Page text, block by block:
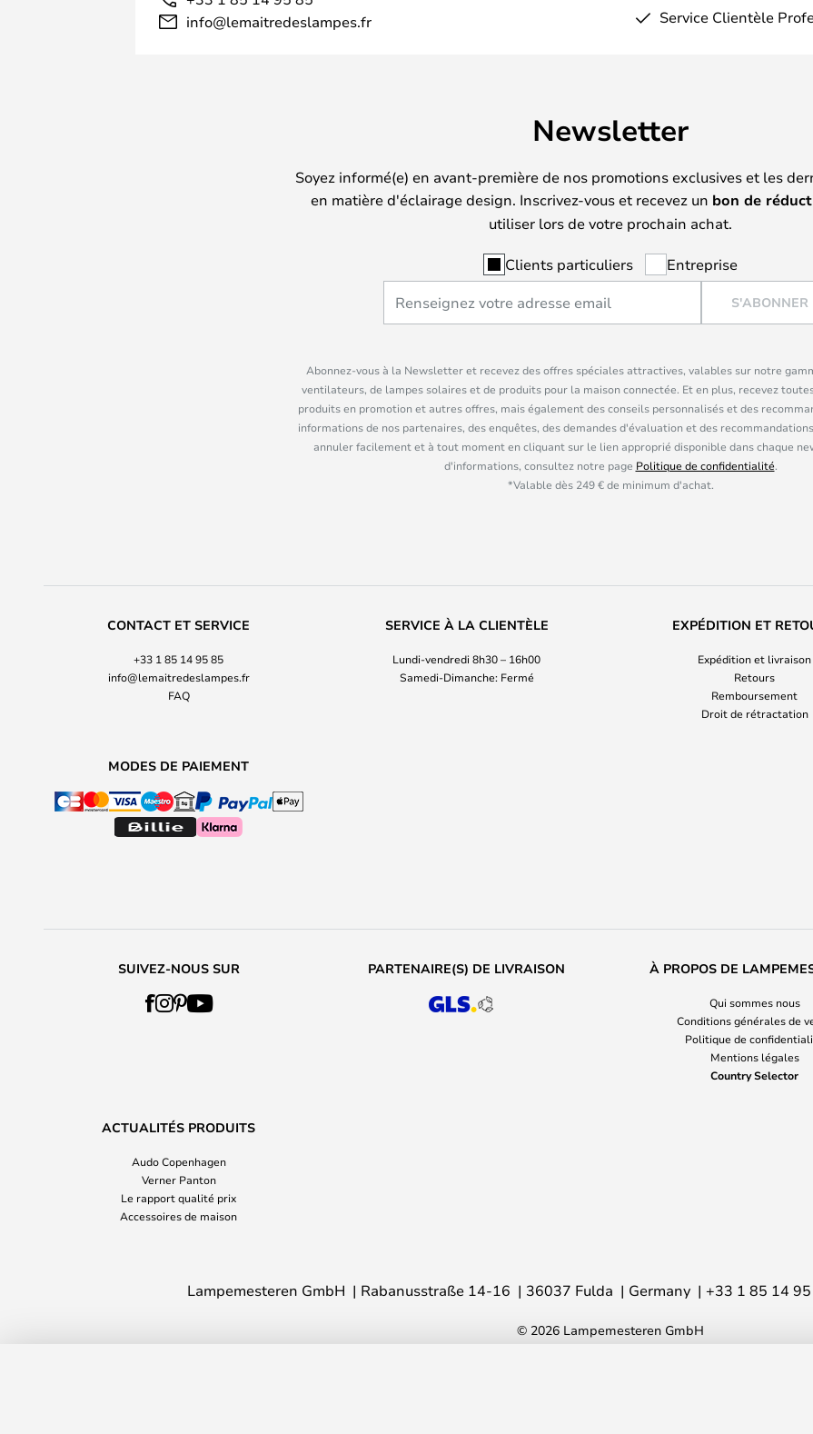
info@lemaitredeslampes.fr
Service Clientèle
Newsletter
Soyez informé(e) en avant-première de nos promotions exclusives et les
en matière d'éclairage design. Inscrivez-vous et recevez un bon de
utiliser lors de votre prochain achat.
Clients particuliers Entreprise
S'ABONNER
Abonnez-vous à la Newsletter et recevez des offres spéciales attractives, valables sur notre
ventilateurs, de lampes solaires et de produits pour la maison connectée. Et en plus, recevez
produits en promotion et autres offres, mais également des conseils personnalisés et des
informations de nos partenaires, des enquêtes, des demandes d'évaluation et des
annuler facilement et à tout moment en cliquant sur le lien approprié disponible dans chaque
d'informations, consultez notre page Politique de confidentialité.
*Valable dès 249 € de minimum d'achat.
CONTACT ET SERVICE
+33 1 85 14 95 85
info@lemaitredeslampes.fr
FAQ
SERVICE À LA CLIENTÈLE
Lundi-vendredi 8h30 – 16h00
Samedi-Dimanche: Fermé
EXPÉDITION ET
Expédition et livraison
Retours
Remboursement
Droit de rétractation
MODES DE PAIEMENT
SUIVEZ-NOUS SUR PARTENAIRE(S) DE LIVRAISON À PROPOS DE
Qui sommes nous
Conditions générales de
Politique de
Mentions légales
Country Selector
ACTUALITÉS PRODUITS
Audo Copenhagen
Verner Panton
Le rapport qualité prix
Accessoires de maison
Lampemesteren GmbH Rabanusstraße 14-16 36037 Fulda Germany +33 1 85 14
© 2026 Lampemesteren GmbH